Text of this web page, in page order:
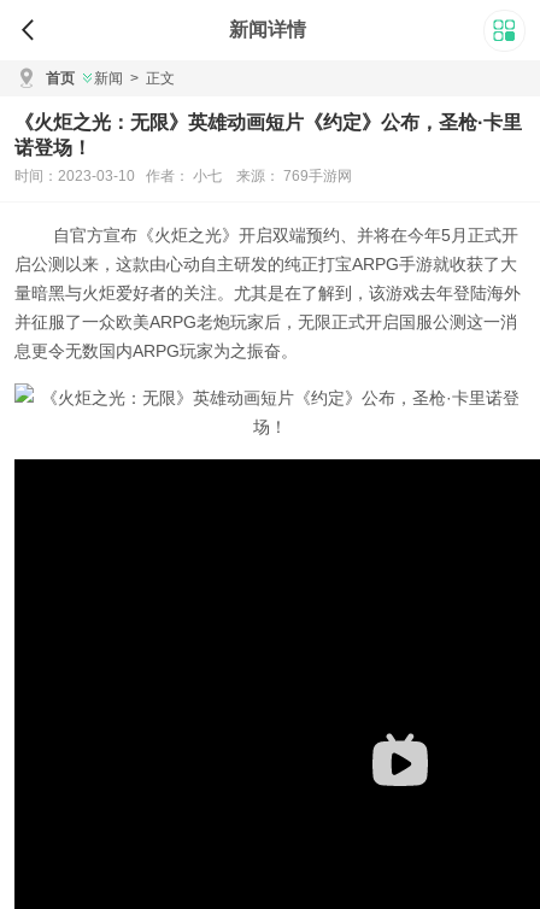
新闻详情
首页 新闻 > 正文
《火炬之光：无限》英雄动画短片《约定》公布，圣枪·卡里
诺登场！
时间：2023-03-10 作者： 小七 来源： 769手游网
自官方宣布《火炬之光》开启双端预约、并将在今年5月正式开
启公测以来，这款由心动自主研发的纯正打宝ARPG手游就收获了大
量暗黑与火炬爱好者的关注。尤其是在了解到，该游戏去年登陆海外
并征服了一众欧美ARPG老炮玩家后，无限正式开启国服公测这一消
息更令无数国内ARPG玩家为之振奋。